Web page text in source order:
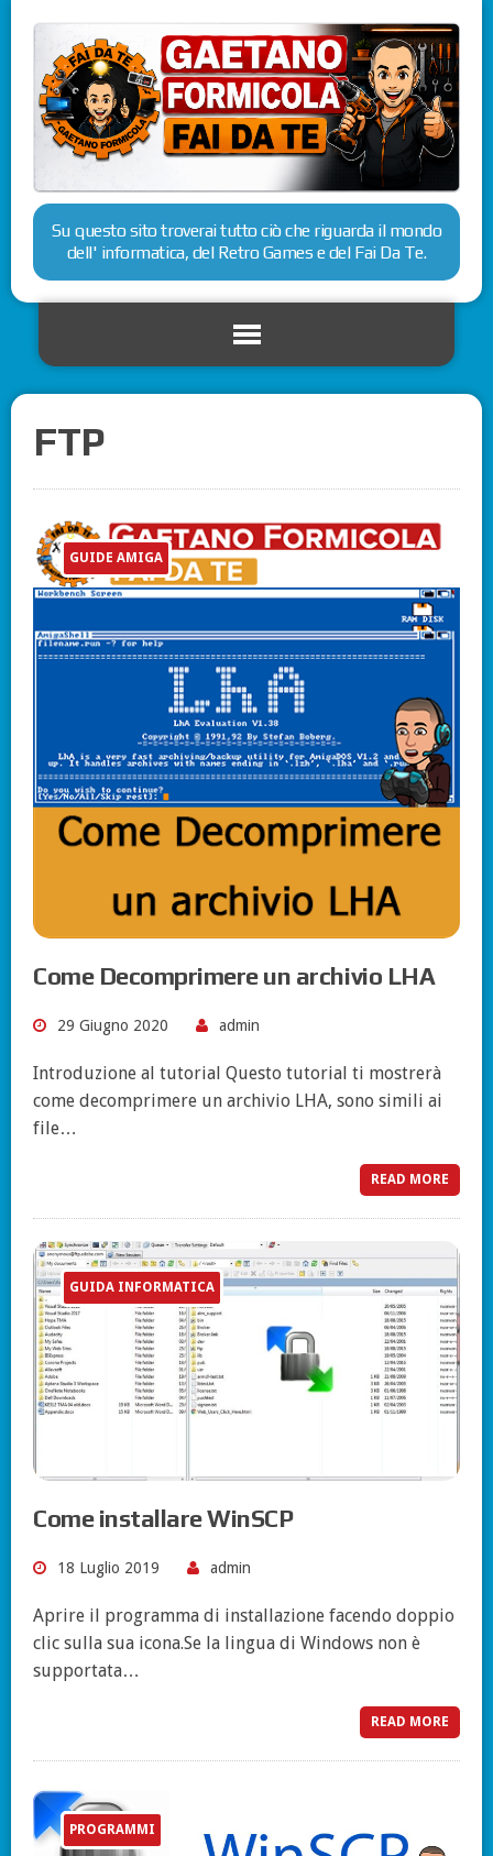
Su questo sito troverai tutto ciò che riguarda il mondo
dell' informatica, del Retro Games e del Fai Da Te.
FTP
GUIDE AMIGA
Come Decomprimere un archivio LHA
29 Giugno 2020 admin
Introduzione al tutorial Questo tutorial ti mostrerà
come decomprimere un archivio LHA, sono simili ai
file…
READ MORE
GUIDA INFORMATICA
Come installare WinSCP
18 Luglio 2019 admin
Aprire il programma di installazione facendo doppio
clic sulla sua icona.Se la lingua di Windows non è
supportata…
READ MORE
PROGRAMMI